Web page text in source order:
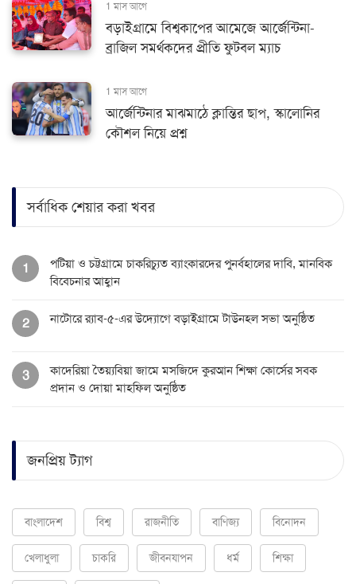
1 মাস আগে
বড়াইগ্রামে বিশ্বকাপের আমেজে আর্জেন্টিনা-
ব্রাজিল সমর্থকদের প্রীতি ফুটবল ম্যাচ
1 মাস আগে
আর্জেন্টিনার মাঝমাঠে ক্লান্তির ছাপ, স্কালোনির
কৌশল নিয়ে প্রশ্ন
সর্বাধিক শেয়ার করা খবর
1
পটিয়া ও চট্টগ্রামে চাকরিচ্যুত ব্যাংকারদের পুনর্বহালের দাবি, মানবিক
বিবেচনার আহ্বান
2 নাটোরে র‌্যাব-৫-এর উদ্যোগে বড়াইগ্রামে টাউনহল সভা অনুষ্ঠিত
3
কাদেরিয়া তৈয়্যবিয়া জামে মসজিদে কুরআন শিক্ষা কোর্সের সবক
প্রদান ও দোয়া মাহফিল অনুষ্ঠিত
জনপ্রিয় ট্যাগ
বাংলাদেশ বিশ্ব রাজনীতি বাণিজ্য বিনোদন
খেলাধুলা চাকরি জীবনযাপন ধর্ম শিক্ষা